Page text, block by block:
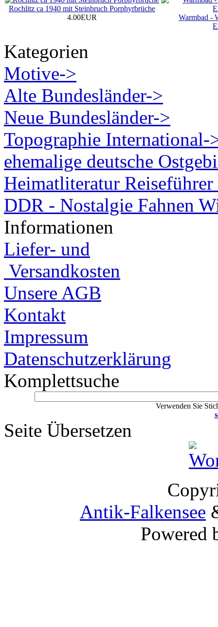
Rochlitz ca 1940 mit Steinbruch Porphyrbrüche
4.00EUR
Warmbad -
Kategorien
Motive->
Alte Bundesländer->
Neue Bundesländer->
Topographie International-
ehemalige deutsche
Heimatliteratur
DDR - Nostalgie Fahnen
Informationen
Liefer- und
Versandkosten
Unsere AGB
Kontakt
Impressum
Datenschutzerklärung
Komplettsuche
Verwenden Sie
Seite Übersetzen
Antik-Falkensee
Powered